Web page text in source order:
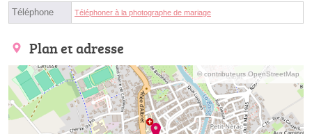
Téléphone Téléphoner à la photographe de mariage
Plan et adresse
© contributeurs OpenStreetMap